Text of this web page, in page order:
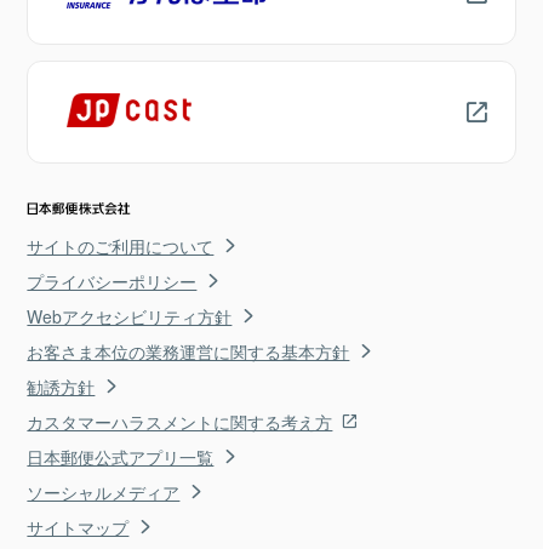
サイトのご利用について
プライバシーポリシー
Webアクセシビリティ方針
お客さま本位の業務運営に関する基本方針
勧誘方針
カスタマーハラスメントに関する考え方
日本郵便公式アプリ一覧
ソーシャルメディア
サイトマップ